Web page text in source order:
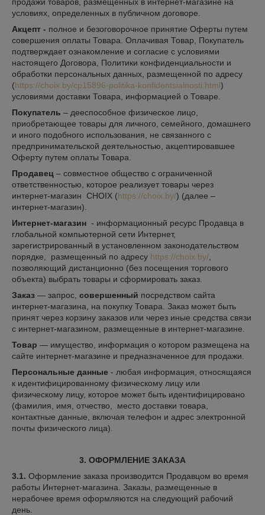
условиях, определенных в публичном договоре.
Акцепт - полное и безоговорочное принятие Оферты путем
совершения оплаты Товара. Оплачивая Товар, Покупатель
подтверждает ознакомление и согласие с условиями
настоящего Договора, Политики конфиденциальности и
обработки персональных данных, размещенной по адресу
(https://choix.by/cp15896-politika-konfidentsialnosti.html)
условиями доставки Товара, информацией о Товаре.
Покупатель – дееспособное физическое лицо,
приобретающее товары для личного, семейного, домашнего
и иного подобного использования, не связанного с
предпринимательской деятельностью, акцептировавшее
Оферту путем оплаты Товара.
Продавец – совместное общество с ограниченной
ответственностью, которое реализует товары через
интернет-магазин CHOIX (https://choix.by/) (далее –
интернет-магазин).
Интернет-магазин - информационный ресурс Продавца в
глобальной компьютерной сети Интернет,
зарегистрированный в установленном законодательством
порядке, размещенный по адресу https://choix.by/
позволяющий дистанционно (без посещения торгового
объекта) выбрать товары и сформировать заказ.
Заказ — запрос, совершенный посредством сайта
интернет-магазина, на покупку Товара. Заказ может быть
принят через корзину заказов или через иные средства связи
с интернет-магазином, размещенные в интернет-магазине.
Товар — имущество, информация о котором размещена на
сайте интернет-магазине и предназначенное для продажи.
Персональные данные - любая информация, относящаяся
к идентифицированному физическому лицу или
физическому лицу, которое может быть идентифицировано
(фамилия, имя, отчество, место доставки товара,
контактные данные, включая телефон и адрес электронной
почты физического лица).
3. ОФОРМЛЕНИЕ ЗАКАЗА
3.1. Оформление заказа производится Продавцом во время
работы Интернет-магазина. Заказы, размещенные в
нерабочее время оформляются на следующий рабочий
день.